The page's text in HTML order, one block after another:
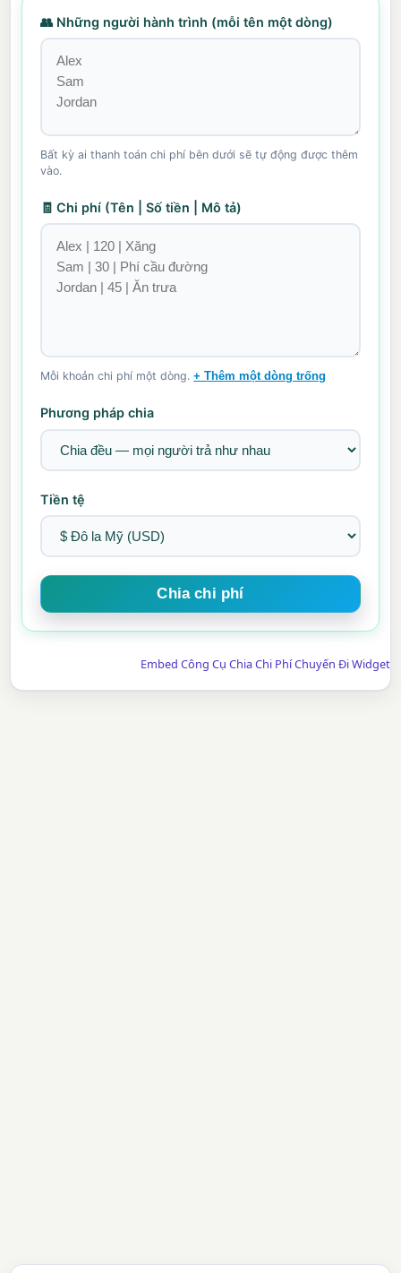
👥 Những người hành trình (mỗi tên một dòng)
Bất kỳ ai thanh toán chi phí bên dưới sẽ tự động được thêm
vào.
🧾 Chi phí (Tên | Số tiền | Mô tả)
Mỗi khoản chi phí một dòng.+ Thêm một dòng trống
Phương pháp chia
Tiền tệ
Embed Công Cụ Chia Chi Phí Chuyến Đi Widget